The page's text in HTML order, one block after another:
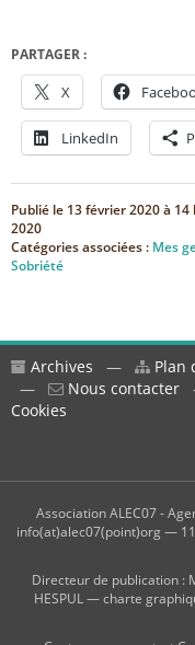
PARTAGER :
X
LinkedIn
Publié le 13 février 2020 à 14
2020
Catégories associées : Mes
Sobriété
Archives — Plan
—
Nous contacter
Cookies
Association ALEC07 -
info(at)alec07(point)org —
Directeur de publication :
HESPUL — charte